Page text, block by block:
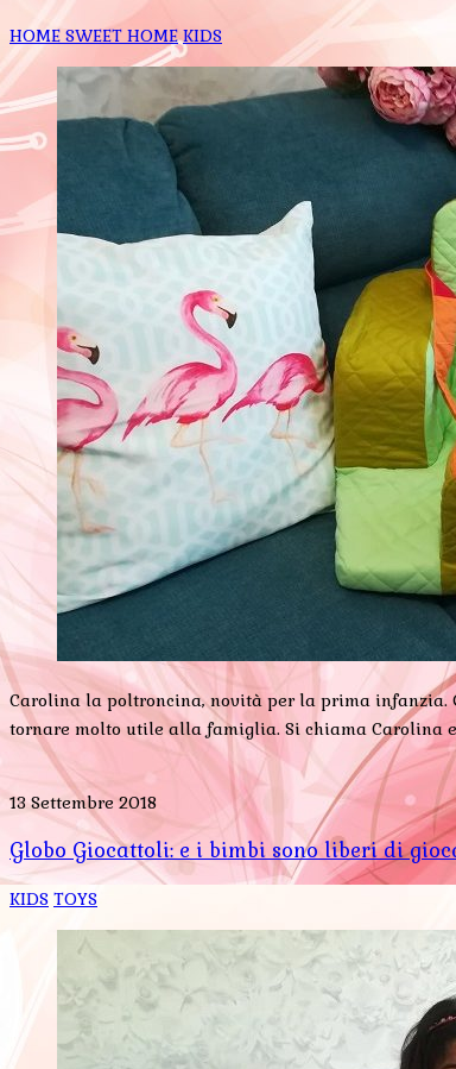
HOME SWEET HOME KIDS
Carolina la poltroncina, novità per la prima infanzia.
tornare molto utile alla famiglia. Si chiama Carolina
13 Settembre 2018
Globo Giocattoli: e i bimbi sono liberi di
KIDS TOYS